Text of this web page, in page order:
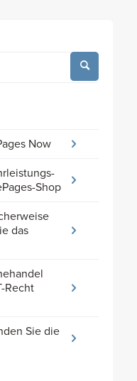
Now
Shop
das
Recht
Sie die